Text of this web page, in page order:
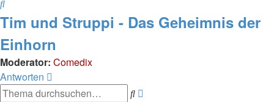
Tim und Struppi - Das Geheimnis der
Einhorn
Moderator: Comedix
Antworten
Suche